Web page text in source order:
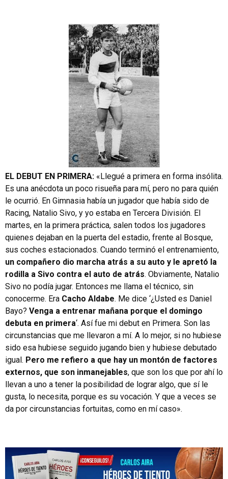
EL DEBUT EN PRIMERA: «Llegué a primera en forma insólita.
Es una anécdota un poco risueña para mí, pero no para quién
le ocurrió. En Gimnasia había un jugador que había sido de
Racing, Natalio Sivo, y yo estaba en Tercera División. El
martes, en la primera práctica, salen todos los jugadores
quienes dejaban en la puerta del estadio, frente al Bosque,
sus coches estacionados. Cuando terminó el entrenamiento,
un compañero dio marcha atrás a su auto y le apretó la
rodilla a Sivo contra el auto de atrás. Obviamente, Natalio
Sivo no podía jugar. Entonces me llama el técnico, sin
conocerme. Era Cacho Aldabe. Me dice ‘¿Usted es Daniel
Bayo? Venga a entrenar mañana porque el domingo
debuta en primera‘. Así fue mi debut en Primera. Son las
circunstancias que me llevaron a mí. A lo mejor, si no hubiese
sido esa hubiese seguido jugando bien y hubiese debutado
igual. Pero me refiero a que hay un montón de factores
externos, que son inmanejables, que son los que por ahí lo
llevan a uno a tener la posibilidad de lograr algo, que sí le
gusta, lo necesita, porque es su vocación. Y que a veces se
da por circunstancias fortuitas, como en mí caso».